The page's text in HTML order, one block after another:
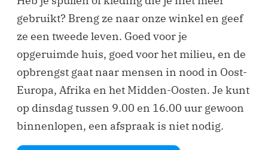
gebruikt? Breng ze naar onze winkel en geef
ze een tweede leven. Goed voor je
opgeruimde huis, goed voor het milieu, en de
opbrengst gaat naar mensen in nood in Oost-
Europa, Afrika en het Midden-Oosten. Je kunt
op dinsdag tussen 9.00 en 16.00 uur gewoon
binnenlopen, een afspraak is niet nodig.